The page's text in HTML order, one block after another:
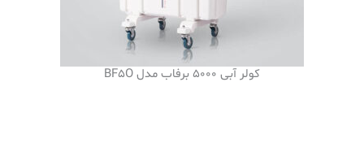
کولر آبی 5000 برفاب مدل BF5O